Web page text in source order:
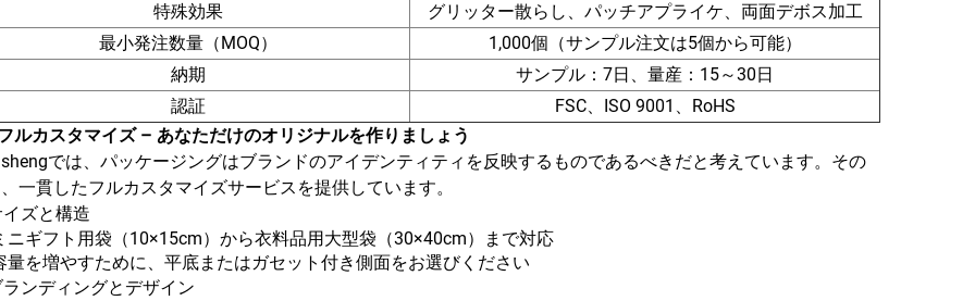
特殊効果
グリッター散らし、パッチアプライケ、両面デボス加工
最小発注数量（MOQ）
1,000個（サンプル注文は5個から可能）
納期
サンプル：7日、量産：15～30日
認証
FSC、ISO 9001、RoHS
ルカスタマイズ – あなただけのオリジナルを作りましょう
では、パッケージングはブランドのアイデンティティを反映するものであるべきだと考えています。その
一貫したフルカスタマイズサービスを提供しています。
イズと構造
ニギフト用袋（10×15cm）から衣料品用大型袋（30×40cm）まで対応
量を増やすために、平底またはガセット付き側面をお選びください
ランディングとデザイン